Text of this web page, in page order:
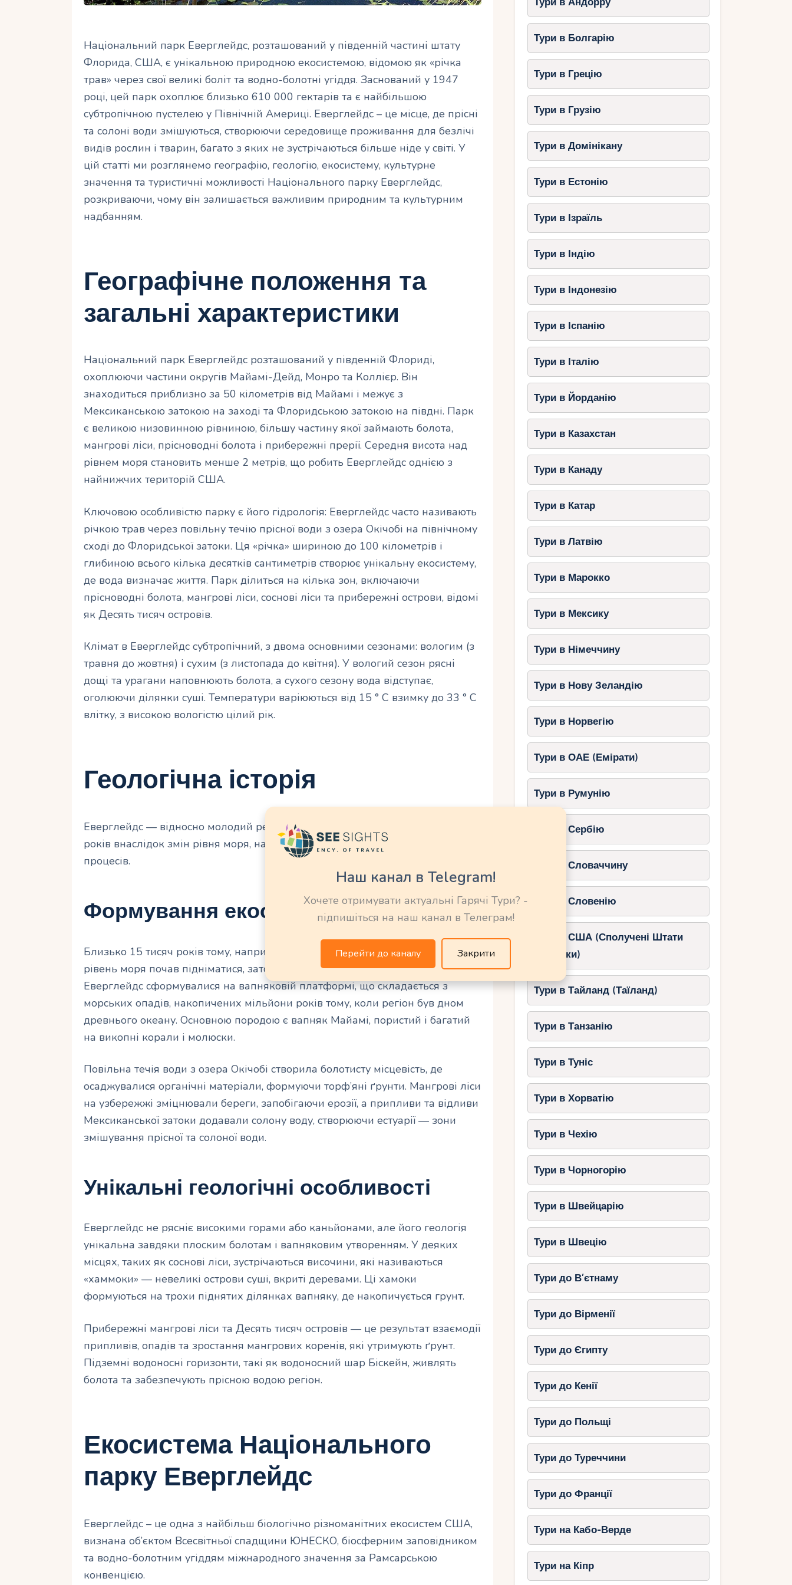
Національний парк Еверглейдс, розташований у південній частині штату
Флорида, США, є унікальною природною екосистемою, відомою як «річка
трав» через свої великі боліт та водно-болотні угіддя. Заснований у 1947
році, цей парк охоплює близько 610 000 гектарів та є найбільшою
субтропічною пустелею у Північній Америці. Еверглейдс – це місце, де прісні
та солоні води змішуються, створюючи середовище проживання для безлічі
видів рослин і тварин, багато з яких не зустрічаються більше ніде у світі. У
цій статті ми розглянемо географію, геологію, екосистему, культурне
значення та туристичні можливості Національного парку Еверглейдс,
розкриваючи, чому він залишається важливим природним та культурним
надбанням.
Географічне положення та
загальні характеристики
Національний парк Еверглейдс розташований у південній Флориді,
охоплюючи частини округів Майамі-Дейд, Монро та Коллієр. Він
знаходиться приблизно за 50 кілометрів від Майамі і межує з
Мексиканською затокою на заході та Флоридською затокою на півдні. Парк
є великою низовинною рівниною, більшу частину якої займають болота,
мангрові ліси, прісноводні болота і прибережні прерії. Середня висота над
рівнем моря становить менше 2 метрів, що робить Еверглейдс однією з
найнижчих територій США.
Ключовою особливістю парку є його гідрологія: Еверглейдс часто називають
річкою трав через повільну течію прісної води з озера Окічобі на північному
сході до Флоридської затоки. Ця «річка» шириною до 100 кілометрів і
глибиною всього кілька десятків сантиметрів створює унікальну екосистему,
де вода визначає життя. Парк ділиться на кілька зон, включаючи
прісноводні болота, мангрові ліси, соснові ліси та прибережні острови, відомі
як Десять тисяч островів.
Клімат в Еверглейдс субтропічний, з двома основними сезонами: вологим (з
травня до жовтня) і сухим (з листопада до квітня). У вологий сезон рясні
дощі та урагани наповнюють болота, а сухого сезону вода відступає,
оголюючи ділянки суші. Температури варіюються від 15 ° C взимку до 33 ° C
влітку, з високою вологістю цілий рік.
Геологічна історія
Еверглейдс — відносно молодий регіон, сформований за останні 5–6 тисяч
років внаслідок змін рівня моря, накопичення опадів та гідрологічних
процесів.
Формування екосистеми
Близько 15 тисяч років тому, наприкінці останнього льодовикового періоду,
рівень моря почав підніматися, затоплюючи низовини Флориди. Сучасні
Еверглейдс сформувалися на вапняковій платформі, що складається з
морських опадів, накопичених мільйони років тому, коли регіон був дном
древнього океану. Основною породою є вапняк Майамі, пористий і багатий
на викопні корали і молюски.
Повільна течія води з озера Окічобі створила болотисту місцевість, де
осаджувалися органічні матеріали, формуючи торф’яні ґрунти. Мангрові ліси
на узбережжі зміцнювали береги, запобігаючи ерозії, а припливи та відливи
Мексиканської затоки додавали солону воду, створюючи естуарії — зони
змішування прісної та солоної води.
Унікальні геологічні особливості
Еверглейдс не рясніє високими горами або каньйонами, але його геологія
унікальна завдяки плоским болотам і вапняковим утворенням. У деяких
місцях, таких як соснові ліси, зустрічаються височини, які називаються
«хаммоки» — невеликі острови суші, вкриті деревами. Ці хамоки
формуються на трохи піднятих ділянках вапняку, де накопичується грунт.
Прибережні мангрові ліси та Десять тисяч островів — це результат взаємодії
припливів, опадів та зростання мангрових коренів, які утримують ґрунт.
Підземні водоносні горизонти, такі як водоносний шар Біскейн, живлять
болота та забезпечують прісною водою регіон.
Екосистема Національного
парку Еверглейдс
Еверглейдс – це одна з найбільш біологічно різноманітних екосистем США,
визнана об’єктом Всесвітньої спадщини ЮНЕСКО, біосферним заповідником
та водно-болотним угіддям міжнародного значення за Рамсарською
конвенцією.
Тури в Болгарію
Тури в Грецію
Тури в Грузію
Тури в Домінікану
Тури в Естонію
Тури в Ізраїль
Тури в Індію
Тури в Індонезію
Тури в Іспанію
Тури в Італію
Тури в Йорданію
Тури в Казахстан
Тури в Канаду
Тури в Катар
Тури в Латвію
Тури в Марокко
Тури в Мексику
Тури в Німеччину
Тури в Нову Зеландію
Тури в Норвегію
Тури в ОАЕ (Емірати)
Тури в Румунію
Тури в Сербію
Тури в Словаччину
Тури в Словенію
Тури в США (Сполучені Штати
Америки)
Тури в Тайланд (Таїланд)
Тури в Танзанію
Тури в Туніс
Тури в Хорватію
Тури в Чехію
Тури в Чорногорію
Тури в Швейцарію
Тури в Швецію
Тури до В’єтнаму
Тури до Вірменії
Тури до Єгипту
Тури до Кенії
Тури до Польщі
Тури до Туреччини
Тури до Франції
Тури на Кабо-Верде
Тури на Кіпр
Наш канал в Telegram!
Хочете отримувати актуальні Гарячі Тури? -
підпишіться на наш канал в Телеграм!
Перейти до каналу Закрити